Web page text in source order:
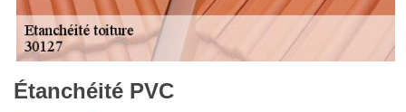
Étanchéité PVC